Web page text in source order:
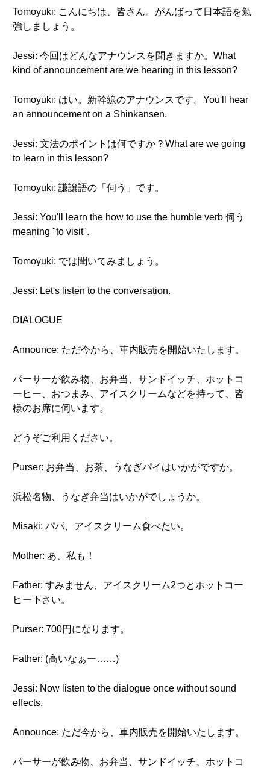
Tomoyuki: こんにちは、皆さん。がんばって日本語を勉
強しましょう。
Jessi: 今回はどんなアナウンスを聞きますか。What
kind of announcement are we hearing in this lesson?
Tomoyuki: はい。新幹線のアナウンスです。You'll hear
an announcement on a Shinkansen.
Jessi: 文法のポイントは何ですか？What are we going
to learn in this lesson?
Tomoyuki: 謙譲語の「伺う」です。
Jessi: You'll learn the how to use the humble verb 伺う
meaning "to visit".
Tomoyuki: では聞いてみましょう。
Jessi: Let's listen to the conversation.
DIALOGUE
Announce: ただ今から、車内販売を開始いたします。
パーサーが飲み物、お弁当、サンドイッチ、ホットコ
ーヒー、おつまみ、アイスクリームなどを持って、皆
様のお席に伺います。
どうぞご利用ください。
Purser: お弁当、お茶、うなぎパイはいかがですか。
浜松名物、うなぎ弁当はいかがでしょうか。
Misaki: パパ、アイスクリーム食べたい。
Mother: あ、私も！
Father: すみません、アイスクリーム2つとホットコー
ヒー下さい。
Purser: 700円になります。
Father: (高いなぁー……)
Jessi: Now listen to the dialogue once without sound
effects.
Announce: ただ今から、車内販売を開始いたします。
パーサーが飲み物、お弁当、サンドイッチ、ホットコ